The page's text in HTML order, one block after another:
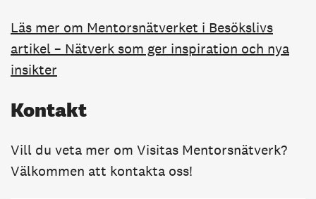
Läs mer om Mentorsnätverket i Besökslivs
artikel – Nätverk som ger inspiration och nya
insikter
Kontakt
Vill du veta mer om Visitas Mentorsnätverk?
Välkommen att kontakta oss!